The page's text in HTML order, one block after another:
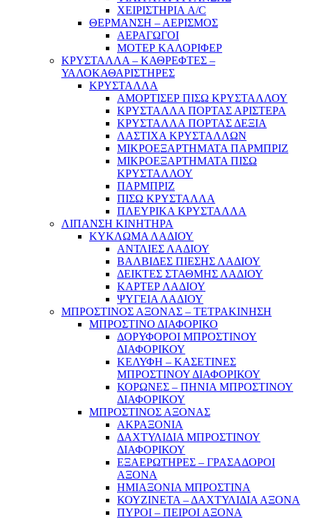
ΧΕΙΡΙΣΤΗΡΙΑ A/C
ΘΕΡΜΑΝΣΗ – ΑΕΡΙΣΜΟΣ
ΑΕΡΑΓΩΓΟΙ
ΜΟΤΕΡ ΚΑΛΟΡΙΦΕΡ
ΚΡΥΣΤΑΛΛΑ – ΚΑΘΡΕΦΤΕΣ –
ΥΑΛΟΚΑΘΑΡΙΣΤΗΡΕΣ
ΚΡΥΣΤΑΛΛΑ
ΑΜΟΡΤΙΣΕΡ ΠΙΣΩ ΚΡΥΣΤΑΛΛΟΥ
ΚΡΥΣΤΑΛΛΑ ΠΟΡΤΑΣ ΑΡΙΣΤΕΡΑ
ΚΡΥΣΤΑΛΛΑ ΠΟΡΤΑΣ ΔΕΞΙΑ
ΛΑΣΤΙΧΑ ΚΡΥΣΤΑΛΛΩΝ
ΜΙΚΡΟΕΞΑΡΤΗΜΑΤΑ ΠΑΡΜΠΡΙΖ
ΜΙΚΡΟΕΞΑΡΤΗΜΑΤΑ ΠΙΣΩ
ΚΡΥΣΤΑΛΛΟΥ
ΠΑΡΜΠΡΙΖ
ΠΙΣΩ ΚΡΥΣΤΑΛΛΑ
ΠΛΕΥΡΙΚΑ ΚΡΥΣΤΑΛΛΑ
ΛΙΠΑΝΣΗ ΚΙΝΗΤΗΡΑ
ΚΥΚΛΩΜΑ ΛΑΔΙΟΥ
ΑΝΤΛΙΕΣ ΛΑΔΙΟΥ
ΒΑΛΒΙΔΕΣ ΠΙΕΣΗΣ ΛΑΔΙΟΥ
ΔΕΙΚΤΕΣ ΣΤΑΘΜΗΣ ΛΑΔΙΟΥ
ΚΑΡΤΕΡ ΛΑΔΙΟΥ
ΨΥΓΕΙΑ ΛΑΔΙΟΥ
ΜΠΡΟΣΤΙΝΟΣ ΑΞΟΝΑΣ – ΤΕΤΡΑΚΙΝΗΣΗ
ΜΠΡΟΣΤΙΝΟ ΔΙΑΦΟΡΙΚΟ
ΔΟΡΥΦΟΡΟΙ ΜΠΡΟΣΤΙΝΟΥ
ΔΙΑΦΟΡΙΚΟΥ
ΚΕΛΥΦΗ – ΚΑΣΕΤΙΝΕΣ
ΜΠΡΟΣΤΙΝΟΥ ΔΙΑΦΟΡΙΚΟΥ
ΚΟΡΩΝΕΣ – ΠΗΝΙΑ ΜΠΡΟΣΤΙΝΟΥ
ΔΙΑΦΟΡΙΚΟΥ
ΜΠΡΟΣΤΙΝΟΣ ΑΞΟΝΑΣ
ΑΚΡΑΞΟΝΙΑ
ΔΑΧΤΥΛΙΔΙΑ ΜΠΡΟΣΤΙΝΟΥ
ΔΙΑΦΟΡΙΚΟΥ
ΕΞΑΕΡΩΤΗΡΕΣ – ΓΡΑΣΑΔΟΡΟΙ
ΑΞΟΝΑ
ΗΜΙΑΞΟΝΙΑ ΜΠΡΟΣΤΙΝΑ
ΚΟΥΖΙΝΕΤΑ – ΔΑΧΤΥΛΙΔΙΑ ΑΞΟΝΑ
ΠΥΡΟΙ – ΠΕΙΡΟΙ ΑΞΟΝΑ